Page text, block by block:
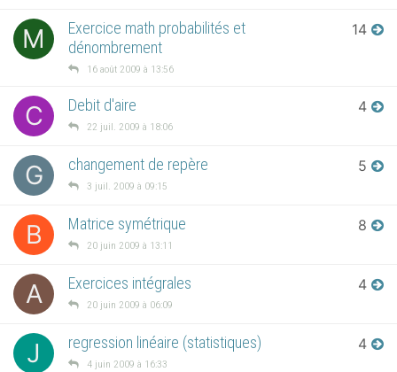
M
Exercice math probabilités et
dénombrement
16 août 2009 à 13:56
14
C Debit d'aire
22 juil. 2009 à 18:06
4
G changement de repère
3 juil. 2009 à 09:15
5
B Matrice symétrique
20 juin 2009 à 13:11
8
A Exercices intégrales
20 juin 2009 à 06:09
4
J regression linéaire (statistiques)
4 juin 2009 à 16:33
4